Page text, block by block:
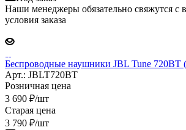
Наши менеджеры обязательно свяжутся с
условия заказа
Беспроводные наушники JBL Tune 720BT
Арт.: JBLT720BT
Розничная цена
3 690 ₽/шт
Старая цена
3 790 ₽/шт